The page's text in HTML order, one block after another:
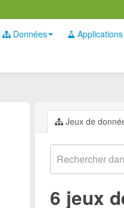
Données Applications
Jeux de
6 jeux